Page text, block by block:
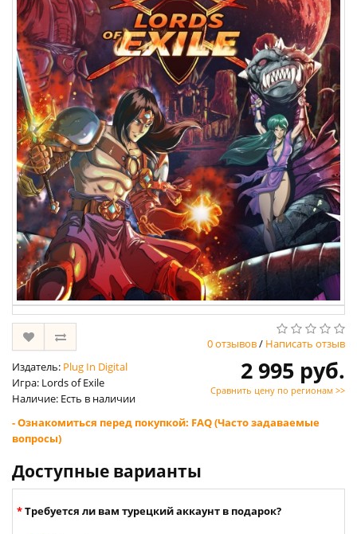
0 отзывов/ Написать отзыв
Издатель: Plug In Digital
Игра: Lords of Exile
Наличие: Есть в наличии
2 995 руб.
Сравнить цену по регионам >>
- Ознакомиться перед покупкой: FAQ (Часто задаваемые
вопросы)
Доступные варианты
Требуется ли вам турецкий аккаунт в подарок?